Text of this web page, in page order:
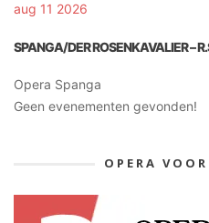
aug 11 2026
SPANGA/DER ROSENKAVALIER –
Opera Spanga
Geen evenementen gevonden!
OPERA